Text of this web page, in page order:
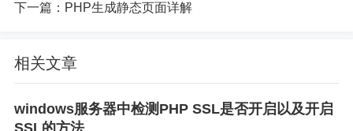
下一篇： PHP生成静态页面详解
相关文章
windows服务器中检测PHP SSL是否开启以及开启
SSL的方法